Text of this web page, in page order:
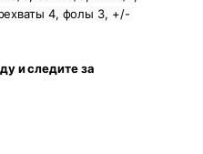
4, фолы 3, +/-
и следите за